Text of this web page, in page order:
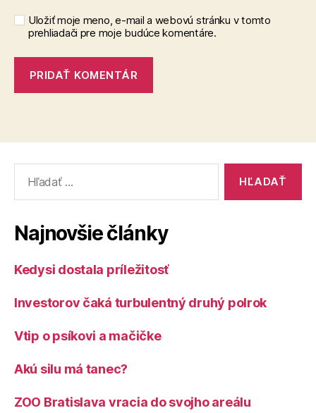
Uložiť moje meno, e-mail a webovú stránku v tomto
prehliadači pre moje budúce komentáre.
Najnovšie články
Kedysi dostala príležitosť
Investorov čaká turbulentný druhý polrok
Vtip o psíkovi a mačičke
Akú silu má tanec?
ZOO Bratislava vracia do svojho areálu